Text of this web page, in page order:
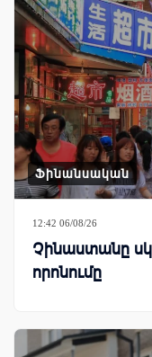
Ֆինանսական
12:42 06/08/26
Չինաստանը
որոնումը